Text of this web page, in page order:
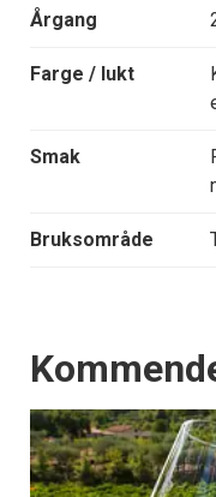
Årgang
Farge / lukt
Smak
Bruksområde
Events